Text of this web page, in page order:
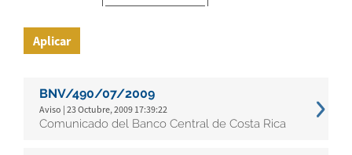
Aplicar
BNV/490/07/2009
Aviso | 23 Octubre, 2009 17:39:22
Comunicado del Banco Central de Costa Rica